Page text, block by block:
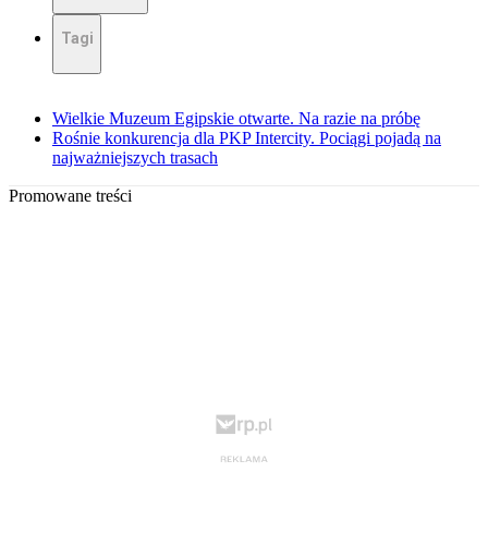
Tagi
Wielkie Muzeum Egipskie otwarte. Na razie na próbę
Rośnie konkurencja dla PKP Intercity. Pociągi pojadą na
najważniejszych trasach
Promowane treści